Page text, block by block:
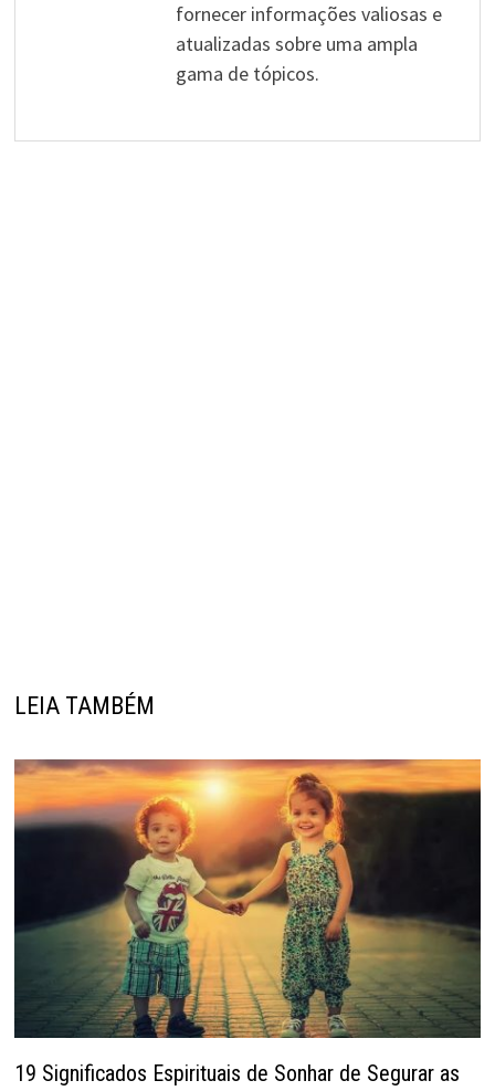
fornecer informações valiosas e
atualizadas sobre uma ampla
gama de tópicos.
LEIA TAMBÉM
19 Significados Espirituais de Sonhar de Segurar as